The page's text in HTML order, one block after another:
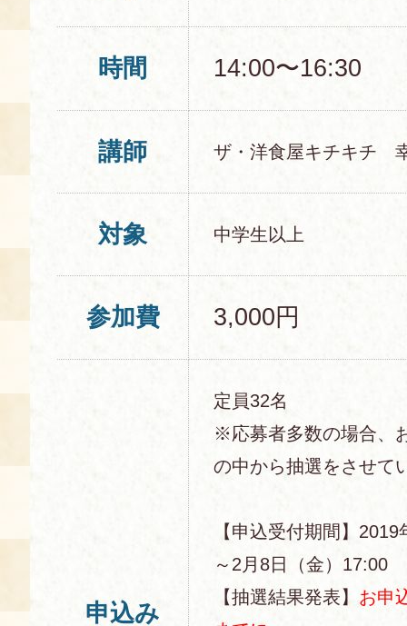
時間 14:00〜16:30
講師 ザ・洋食屋キチキチ
対象 中学生以上
参加費 3,000円
申込み
定員32名
※応募者多数の場合、
の中から抽選をさせて
【申込受付期間】
～2月8日（金）17:00
【抽選結果発表】 お申